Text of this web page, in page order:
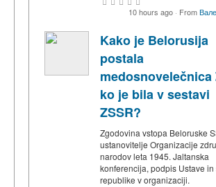
10 hours ago · From
Kako je Belorusija
postala
medosnovelečnica
ko je bila v sestavi
ZSSR?
Zgodovina vstopa Beloruske
ustanovitelje Organizacije
narodov leta 1945. Jaltanska
konferencija, podpis Ustave in
republike v organizaciji.